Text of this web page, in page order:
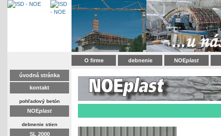
O firme debnenie NOEplast
úvodná stránka
kontakt
pohľadový betón
NOEplast
debnenie stien
SL 2000